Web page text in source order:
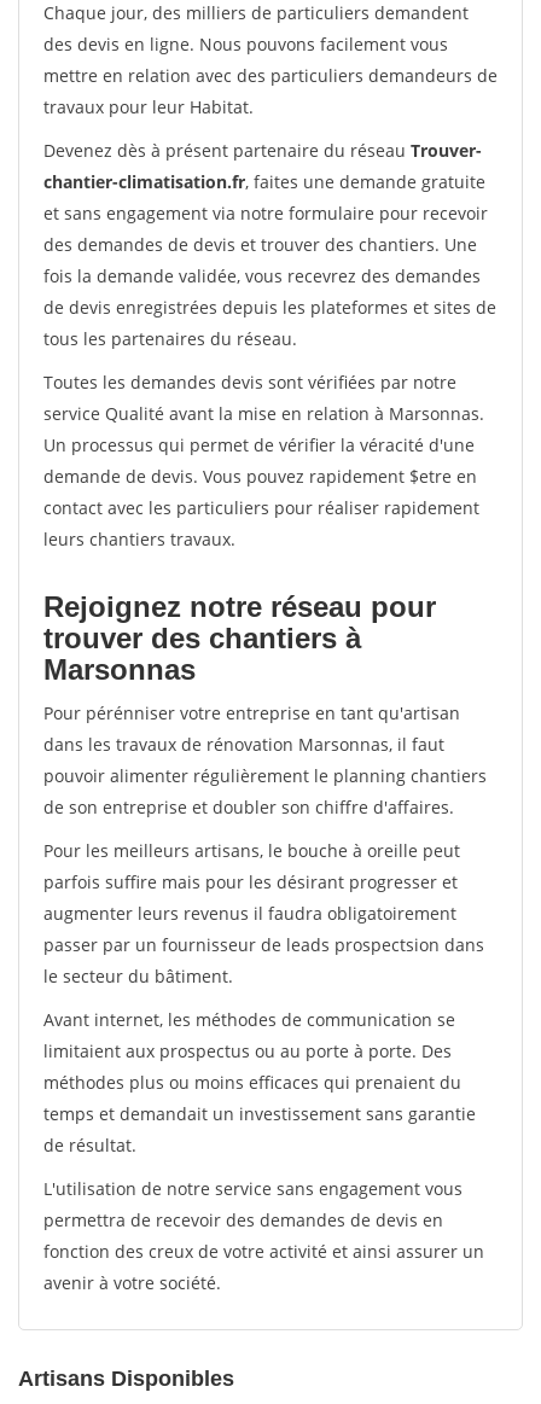
Chaque jour, des milliers de particuliers demandent
des devis en ligne. Nous pouvons facilement vous
mettre en relation avec des particuliers demandeurs de
travaux pour leur Habitat.
Devenez dès à présent partenaire du réseau Trouver-
chantier-climatisation.fr, faites une demande gratuite
et sans engagement via notre formulaire pour recevoir
des demandes de devis et trouver des chantiers. Une
fois la demande validée, vous recevrez des demandes
de devis enregistrées depuis les plateformes et sites de
tous les partenaires du réseau.
Toutes les demandes devis sont vérifiées par notre
service Qualité avant la mise en relation à Marsonnas.
Un processus qui permet de vérifier la véracité d'une
demande de devis. Vous pouvez rapidement $etre en
contact avec les particuliers pour réaliser rapidement
leurs chantiers travaux.
Rejoignez notre réseau pour
trouver des chantiers à
Marsonnas
Pour pérénniser votre entreprise en tant qu'artisan
dans les travaux de rénovation Marsonnas, il faut
pouvoir alimenter régulièrement le planning chantiers
de son entreprise et doubler son chiffre d'affaires.
Pour les meilleurs artisans, le bouche à oreille peut
parfois suffire mais pour les désirant progresser et
augmenter leurs revenus il faudra obligatoirement
passer par un fournisseur de leads prospectsion dans
le secteur du bâtiment.
Avant internet, les méthodes de communication se
limitaient aux prospectus ou au porte à porte. Des
méthodes plus ou moins efficaces qui prenaient du
temps et demandait un investissement sans garantie
de résultat.
L'utilisation de notre service sans engagement vous
permettra de recevoir des demandes de devis en
fonction des creux de votre activité et ainsi assurer un
avenir à votre société.
Artisans Disponibles